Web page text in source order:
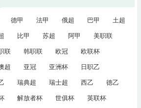
德甲 法甲 俄超 巴甲
土超
比甲 苏超 阿甲
美职联
联 韩职联 欧冠
欧联杯
超 亚冠 亚洲杯
日职乙
瑞典超 瑞士超 西乙
德乙
解放者杯 世俱杯
英联杯